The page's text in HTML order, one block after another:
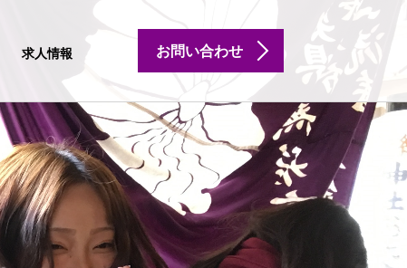
求人情報 お問い合わせ